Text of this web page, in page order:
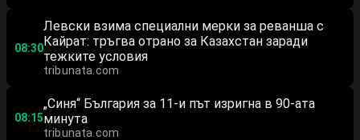
08:30
Левски взима специални мерки за реванша с
Кайрат: тръгва отрано за Казахстан заради
тежките условия
tribunata.com
08:15
„Синя“ България за 11-и път изригна в 90-ата
минута
tribunata.com